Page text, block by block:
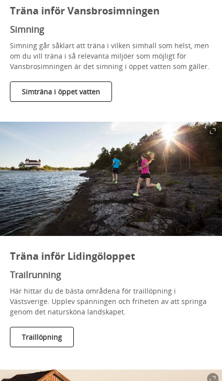
Träna inför Vansbrosimningen
Simning
Simning går såklart att träna i vilken simhall som helst, men
om du vill träna i så relevanta miljöer som möjligt för
Vansbrosimningen är det simning i öppet vatten som gäller.
Simträna i öppet vatten
Träna inför Lidingöloppet
Trailrunning
Här hittar du de bästa områdena för traillöpning i
Västsverige. Upplev spänningen och friheten av att springa
genom det natursköna landskapet.
Traillöpning